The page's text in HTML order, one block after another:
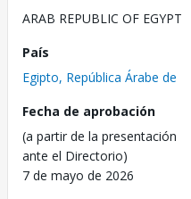
ARAB REPUBLIC OF EGYPT
País
Egipto, República Árabe de
Fecha de aprobación
(a partir de la presentación
ante el Directorio)
7 de mayo de 2026